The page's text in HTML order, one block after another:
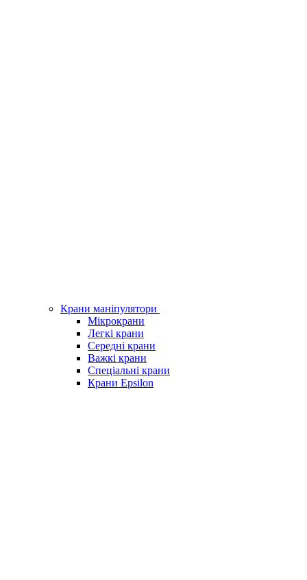
Крани маніпулятори
Мікрокрани
Легкі крани
Середні крани
Важкі крани
Спеціальні крани
Крани Epsilon